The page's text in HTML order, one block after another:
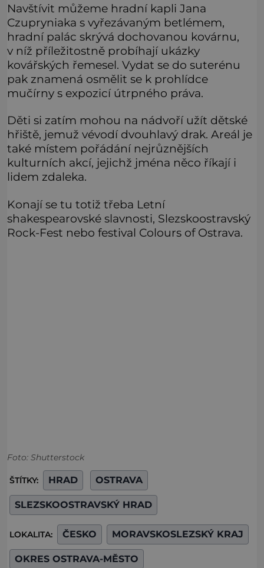
Navštívit můžeme hradní kapli Jana
Czupryniaka s vyřezávaným betlémem,
hradní palác skrývá dochovanou kovárnu,
v níž příležitostně probíhají ukázky
kovářských řemesel. Vydat se do suterénu
pak znamená osmělit se k prohlídce
mučírny s expozicí útrpného práva.
Děti si zatím mohou na nádvoří užít dětské
hřiště, jemuž vévodí dvouhlavý drak. Areál je
také místem pořádání nejrůznějších
kulturních akcí, jejichž jména něco říkají i
lidem zdaleka.
Konají se tu totiž třeba Letní
shakespearovské slavnosti, Slezskoostravský
Rock-Fest nebo festival Colours of Ostrava.
Foto: Shutterstock
ŠTÍTKY: HRAD OSTRAVA
SLEZSKOOSTRAVSKÝ HRAD
LOKALITA: ČESKO MORAVSKOSLEZSKÝ KRAJ
OKRES OSTRAVA-MĚSTO